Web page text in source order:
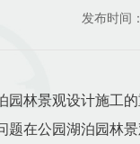
发布时间
林景观设计施工
题在公园湖泊园林